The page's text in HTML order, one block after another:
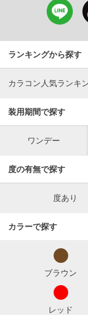
ランキングから探す
カラコン人気ランキ
装用期間で探す
ワンデー
度の有無で探す
度あり
カラーで探す
ブラウン
レッド